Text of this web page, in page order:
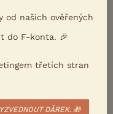
od našich ověřených
do F-konta. 🎉
třetích stran
DÁREK. 🎁